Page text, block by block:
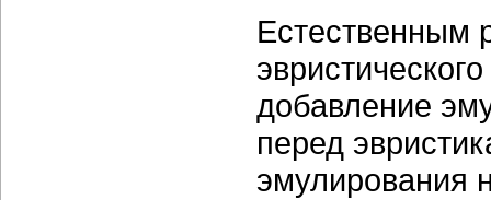
Естественным
добавление
перед
эмулирования